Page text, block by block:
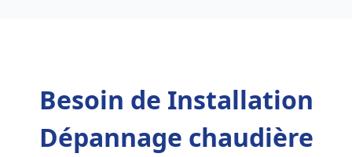
Besoin de Installation
Dépannage chaudière